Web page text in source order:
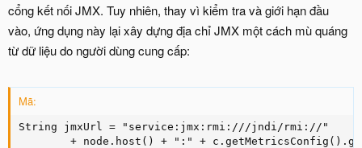
cổng kết nối JMX. Tuy nhiên, thay vì kiểm tra và giới hạn đầu
vào, ứng dụng này lại xây dựng địa chỉ JMX một cách mù quáng
từ dữ liệu do người dùng cung cấp:
Mã:
String jmxUrl = "service:jmx:rmi:///jndi/rmi://"
+ node.host() + ":" +